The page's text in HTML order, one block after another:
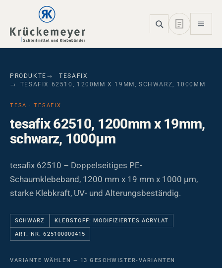
Skip to main navigation
Skip to main content
Skip to page footer
PRODUKTE
TESAFIX
TESAFIX 62510, 1200MM X 19MM, SCHWARZ, 1000ΜM
TESA · TESAFIX
tesafix 62510, 1200mm x 19mm,
schwarz, 1000µm
tesafix 62510 – Doppelseitiges PE-
Schaumklebeband, 1200 mm x 19 mm x 1000 µm,
starke Klebkraft, UV- und Alterungsbeständig.
SCHWARZ KLEBSTOFF: MODIFIZIERTES ACRYLAT
ART.-NR. 625100000415
VARIANTE WÄHLEN — 13 GESCHWISTER-VARIANTEN